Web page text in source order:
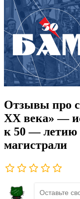
Отзывы про
ХХ века» —
к 50 — летию
магистрали